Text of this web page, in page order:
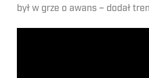
był w grze o awans – dodał